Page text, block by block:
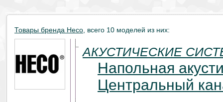
Товары бренда Heco , всего 10 моделей из них:
АКУСТИЧЕСКИЕ
Напольная
Центральный